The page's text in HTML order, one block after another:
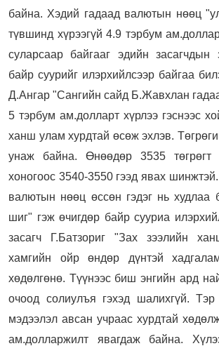
байна. Хэдий гадаад валютын нөөц
түвшинд хүрээгүй 4.9 тэрбум
суларсаар байгааг эдийн засагчдын
байр суурийг илэрхийлсээр байгаа
Д.Ангар "Сангийн сайд Б.Жавхлан
5 тэрбум ам.долларт хүрлээ гэснээс
ханш улам хурдтай өсөж эхлэв.
унаж байна. Өнөөдөр 3535 төгрөгт
хоногоос 3540-3550 гээд явах шинжтэй.
валютын нөөц өссөн гэдэг нь худлаа
шиг" гэж өчигдөр байр сууриа
засагч Г.Батзориг "Зах зээлийн
хамгийн ойр өндөр дүнтэй
хөдөлгөнө. Түүнээс биш энгийн ард
очоод солиулъя гэхэд шалихгүй. Тэр
мэдээлэл авсан учраас хурдтай
ам.долларжилт явагдаж байна.